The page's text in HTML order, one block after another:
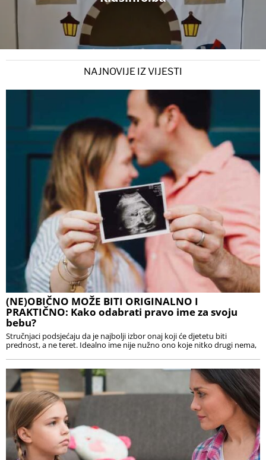
NAJNOVIJE IZ VIJESTI
(NE)OBIČNO MOŽE BITI ORIGINALNO I
PRAKTIČNO: Kako odabrati pravo ime za svoju
bebu?
Stručnjaci podsjećaju da je najbolji izbor onaj koji će djetetu biti
prednost, a ne teret. Idealno ime nije nužno ono koje nitko drugi nema,